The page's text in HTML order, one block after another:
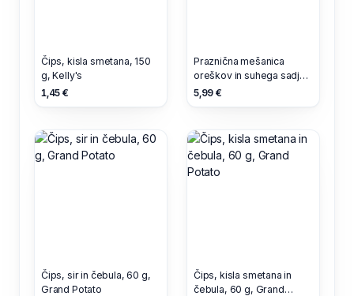
Čips, kisla smetana, 150
g, Kelly's
1,45 €
Praznična mešanica
oreškov in suhega sadja,
v čokoladi, 200 g,
5,99 €
Čips, sir in čebula, 60 g,
Grand Potato
Čips, kisla smetana in
čebula, 60 g, Grand